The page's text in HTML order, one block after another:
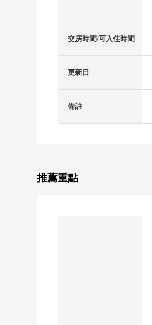
交房時間/可入住時間
更新日
備註
推薦重點